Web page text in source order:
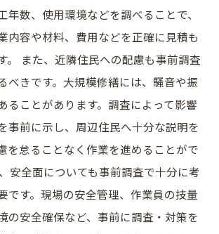
年数、使用環境などを調べることで、
内容や材料、費用などを正確に見積も
。 また、近隣住民への配慮も事前調査
べきです。大規模修繕には、騒音や振
ることがあります。調査によって影響
事前に示し、周辺住民へ十分な説明を
を怠ることなく作業を進めることがで
安全面についても事前調査で十分に考
です。現場の安全管理、作業員の技量
の安全確保など、事前に調査・対策を